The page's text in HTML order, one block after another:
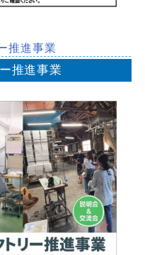
推進事業
推進事業